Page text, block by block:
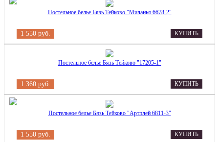
Постельное белье Бязь Тейково "Миланья 6678-2"
1 550 руб. КУПИТЬ
Постельное белье Бязь Тейково "17205-1"
1 360 руб. КУПИТЬ
Постельное белье Бязь Тейково "Артплей 6811-3"
1 550 руб. КУПИТЬ